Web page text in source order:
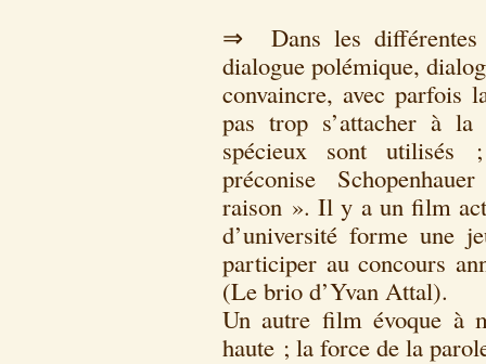
⇒ Dans les différentes
dialogue polémique,
convaincre, avec parfois
pas trop s’attacher à
spécieux sont utilisés
préconise
raison ». Il y a un film
d’université forme une
participer au concours
(Le brio d’Yvan Attal).
Un autre film évoque à
haute ; la force de la